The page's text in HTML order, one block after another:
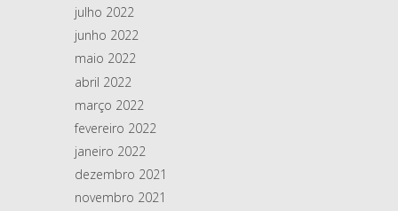
julho 2022
junho 2022
maio 2022
abril 2022
março 2022
fevereiro 2022
janeiro 2022
dezembro 2021
novembro 2021